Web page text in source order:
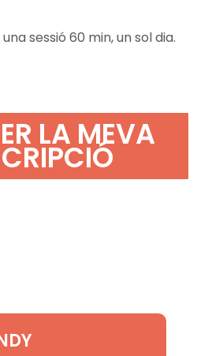
sessió 60 min, un sol dia.
LA MEVA